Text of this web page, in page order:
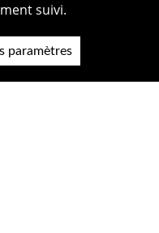
suivi.
paramètres